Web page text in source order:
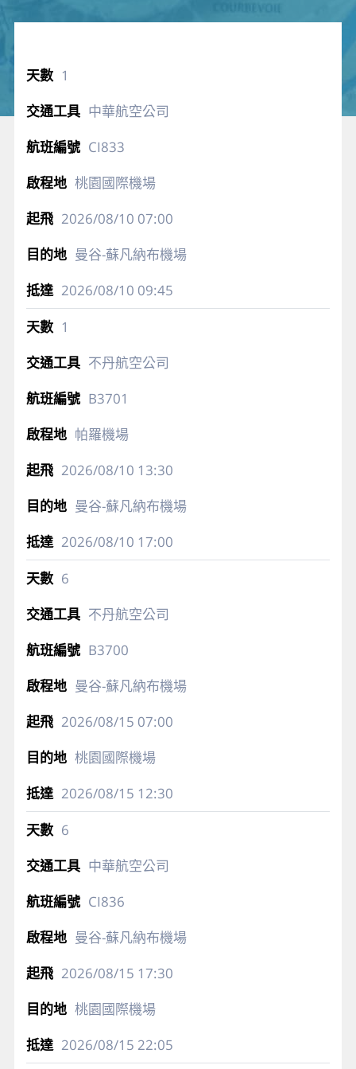
1
中華航空公司
CI833
桃園國際機場
2026/08/10 07:00
曼谷-蘇凡納布機場
2026/08/10 09:45
1
不丹航空公司
B3701
帕羅機場
2026/08/10 13:30
曼谷-蘇凡納布機場
2026/08/10 17:00
6
不丹航空公司
B3700
曼谷-蘇凡納布機場
2026/08/15 07:00
桃園國際機場
2026/08/15 12:30
6
中華航空公司
CI836
曼谷-蘇凡納布機場
2026/08/15 17:30
桃園國際機場
2026/08/15 22:05